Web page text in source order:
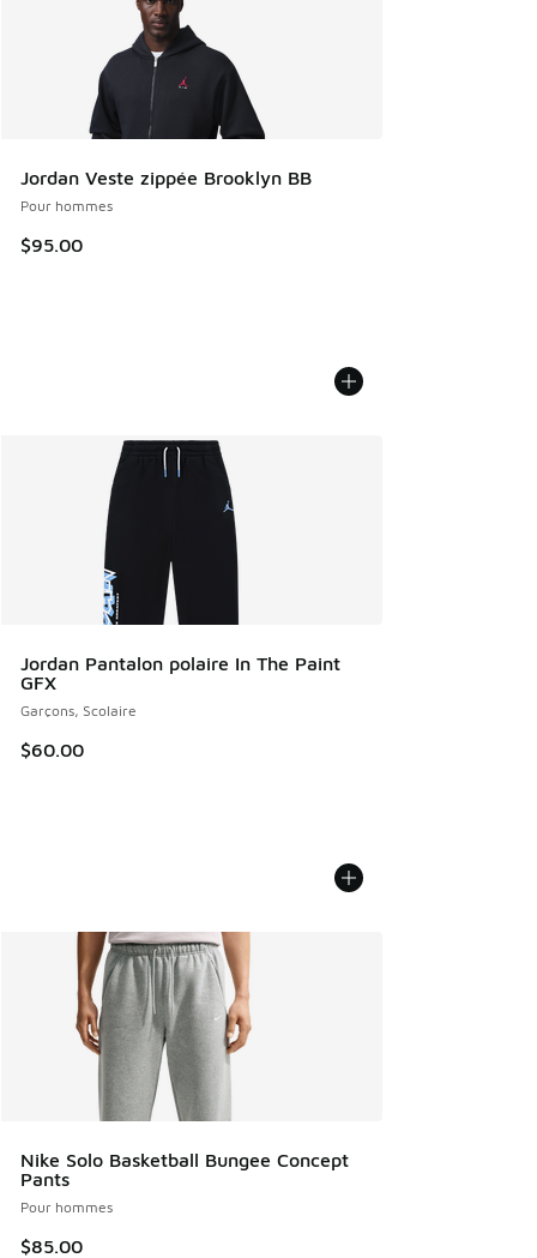
Jordan Veste zippée Brooklyn BB
Pour hommes
$95.00
Jordan Pantalon polaire In The Paint
GFX
Garçons, Scolaire
$60.00
Nike Solo Basketball Bungee Concept
Pants
Pour hommes
$85.00